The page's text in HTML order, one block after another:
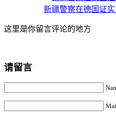
新疆警察在德国证
这里是你留言评论的地方
请留言